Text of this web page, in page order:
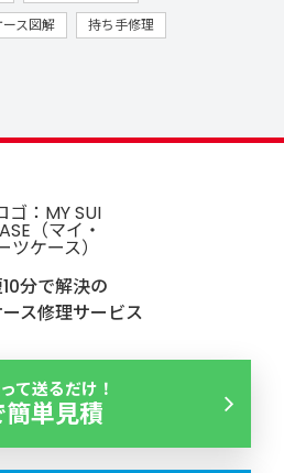
ス図解
持ち手修理
分で解決の
ス修理サービス
て送るだけ！
簡単見積